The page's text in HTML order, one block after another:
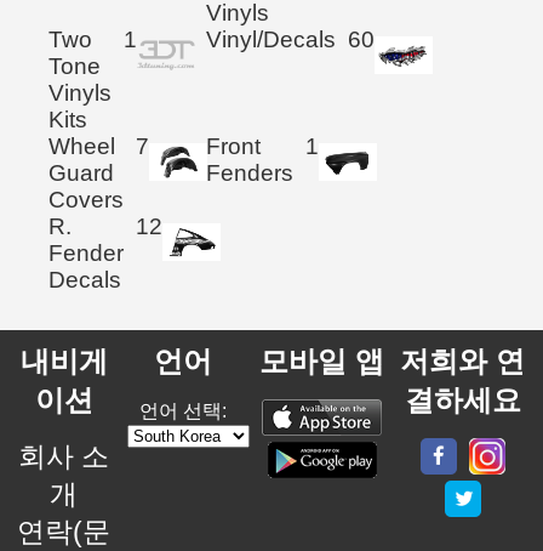
Vinyls
Two
Tone
Vinyls
Kits
1 Vinyl/Decals 60
Wheel
Guard
Covers
7
Front
Fenders
1
R.
Fender
Decals
12
내비게
이션
회사 소
개
연락(문
언어
언어 선택:
모바일 앱 저희와 연
결하세요